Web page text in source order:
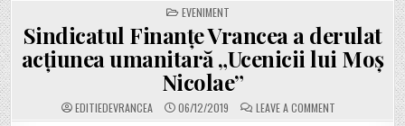
POSTED
IN
EVENIMENT
Sindicatul Finanțe Vrancea a derulat
acţiunea umanitară „Ucenicii lui Moş
Nicolae”
EDITIEDEVRANCEA 06/12/2019 LEAVE A COMMENTON
SINDICATUL